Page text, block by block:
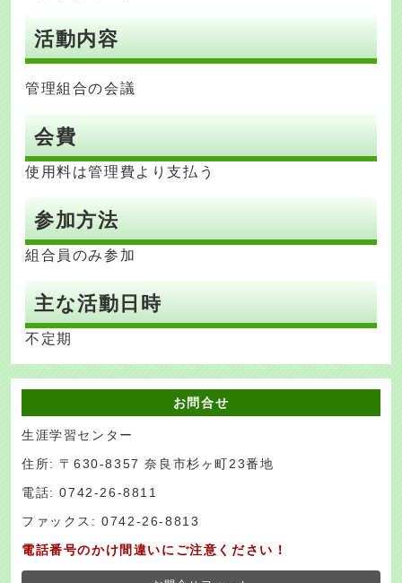
活動内容
管理組合の会議
会費
使用料は管理費より支払う
参加方法
組合員のみ参加
主な活動日時
不定期
お問合せ
生涯学習センター
住所: 〒630-8357 奈良市杉ヶ町23番地
電話: 0742-26-8811
ファックス: 0742-26-8813
電話番号のかけ間違いにご注意ください！